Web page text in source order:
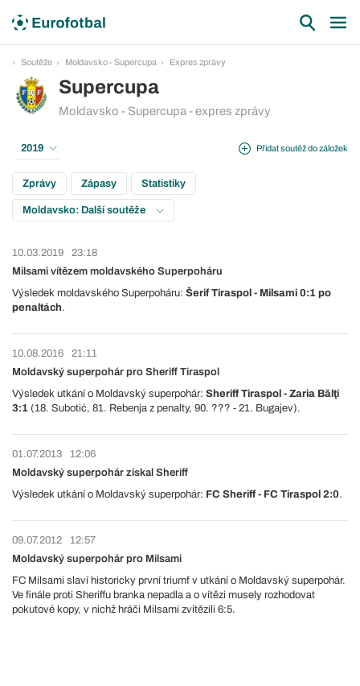
Soutěže Moldavsko - Supercupa Expres zprávy
Supercupa
Moldavsko - Supercupa - expres zprávy
Přidat soutěž do záložek
2019
Zprávy Zápasy Statistiky
Moldavsko: Další soutěže
10.03.2019
23:18
Milsami vítězem moldavského Superpoháru
Výsledek moldavského Superpoháru: Šerif Tiraspol - Milsami 0:1 po
penaltách.
10.08.2016
21:11
Moldavský superpohár pro Sheriff Tiraspol
Výsledek utkání o Moldavský superpohár: Sheriff Tiraspol - Zaria Bălţi
3:1 (18. Subotić, 81. Rebenja z penalty, 90. ??? - 21. Bugajev).
01.07.2013
12:06
Moldavský superpohár získal Sheriff
Výsledek utkání o Moldavský superpohár: FC Sheriff - FC Tiraspol 2:0.
09.07.2012
12:57
Moldavský superpohár pro Milsami
FC Milsami slaví historicky první triumf v utkání o Moldavský superpohár.
Ve finále proti Sheriffu branka nepadla a o vítězi musely rozhodovat
pokutové kopy, v nichž hráči Milsami zvítězili 6:5.